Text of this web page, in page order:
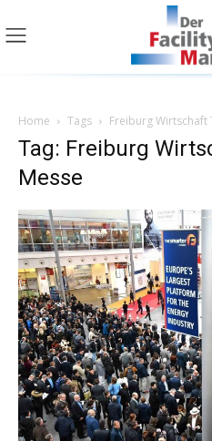
Home Tags Freiburg Wirtschaft
Tag: Freiburg
Messe